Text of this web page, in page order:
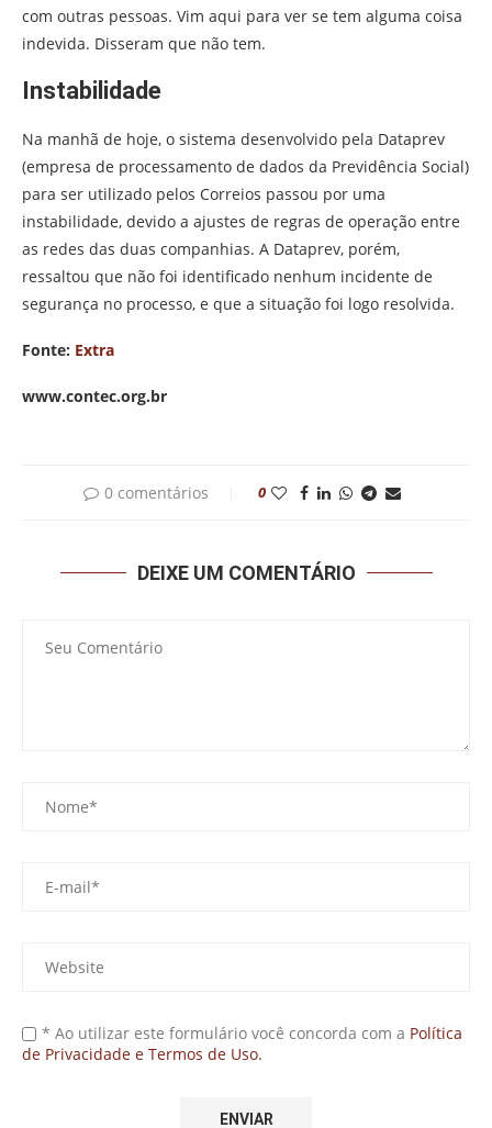
com outras pessoas. Vim aqui para ver se tem alguma coisa
indevida. Disseram que não tem.
Instabilidade
Na manhã de hoje, o sistema desenvolvido pela Dataprev
(empresa de processamento de dados da Previdência Social)
para ser utilizado pelos Correios passou por uma
instabilidade, devido a ajustes de regras de operação entre
as redes das duas companhias. A Dataprev, porém,
ressaltou que não foi identificado nenhum incidente de
segurança no processo, e que a situação foi logo resolvida.
Fonte: Extra
www.contec.org.br
0 comentários 0
DEIXE UM COMENTÁRIO
* Ao utilizar este formulário você concorda com a Política
de Privacidade e Termos de Uso.